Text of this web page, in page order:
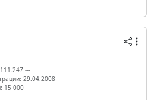
29.04.2008
15 000